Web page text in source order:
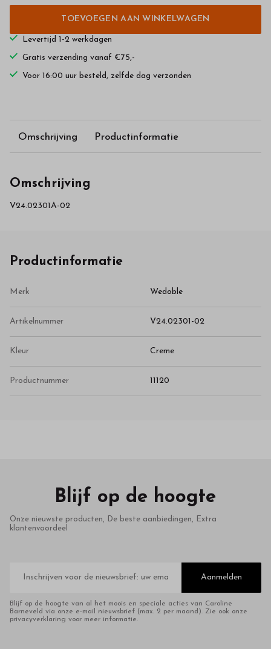
TOEVOEGEN AAN WINKELWAGEN
Levertijd 1-2 werkdagen
Gratis verzending vanaf €75,-
Voor 16:00 uur besteld, zelfde dag verzonden
Omschrijving Productinformatie
Omschrijving
V24.02301A-02
Productinformatie
Merk Wedoble
Artikelnummer V24.02301-02
Kleur Creme
Productnummer 11120
Blijf op de hoogte
Onze nieuwste producten, De beste aanbiedingen, Extra
klantenvoordeel
mailadres
Aanmelden
Blijf op de hoogte van al het moois en speciale acties van Caroline
Barneveld via onze e-mail nieuwsbrief (max. 2 per maand). Zie ook onze
privacyverklaring voor meer informatie.